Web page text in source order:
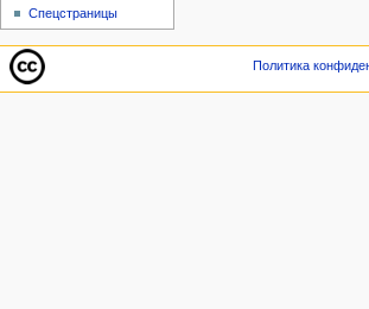
Спецстраницы
Политика